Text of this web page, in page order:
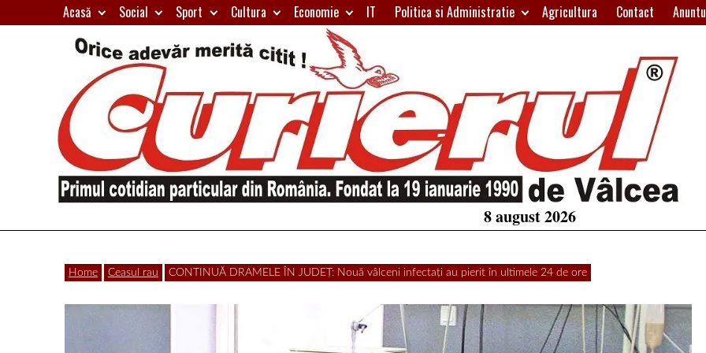
to
Acasă Social Sport Cultura Economie IT Politica si Administratie Agricultura Contact
Curierul
de
Primul
particular
din
România
8 august 2026
Home Ceasul rau CONTINUĂ DRAMELE ÎN JUDEȚ: Nouă vâlceni infectați au pierit în ultimele 24 de ore